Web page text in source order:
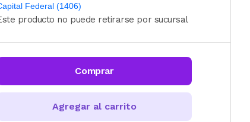
Federal (1406)
código postal (sólo números)
CALCULAR
producto no puede retirarse por sucursal
Comprar
Agregar al carrito